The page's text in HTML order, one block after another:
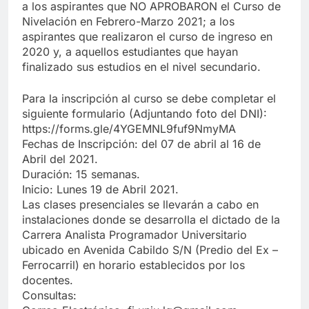
a los aspirantes que NO APROBARON el Curso de
Nivelación en Febrero-Marzo 2021; a los
aspirantes que realizaron el curso de ingreso en
2020 y, a aquellos estudiantes que hayan
finalizado sus estudios en el nivel secundario.
Para la inscripción al curso se debe completar el
siguiente formulario (Adjuntando foto del DNI):
https://forms.gle/4YGEMNL9fuf9NmyMA
Fechas de Inscripción: del 07 de abril al 16 de
Abril del 2021.
Duración: 15 semanas.
Inicio: Lunes 19 de Abril 2021.
Las clases presenciales se llevarán a cabo en
instalaciones donde se desarrolla el dictado de la
Carrera Analista Programador Universitario
ubicado en Avenida Cabildo S/N (Predio del Ex –
Ferrocarril) en horario establecidos por los
docentes.
Consultas: